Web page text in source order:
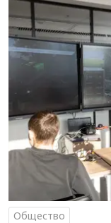
Общество